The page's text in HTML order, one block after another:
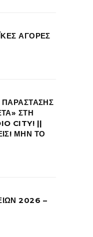
ΑΓΟΡΕΣ
ΠΑΡΑΣΤΑΣΗΣ
ΣΤΗ
CITY! ||
ΜΗΝ ΤΟ
2026 –